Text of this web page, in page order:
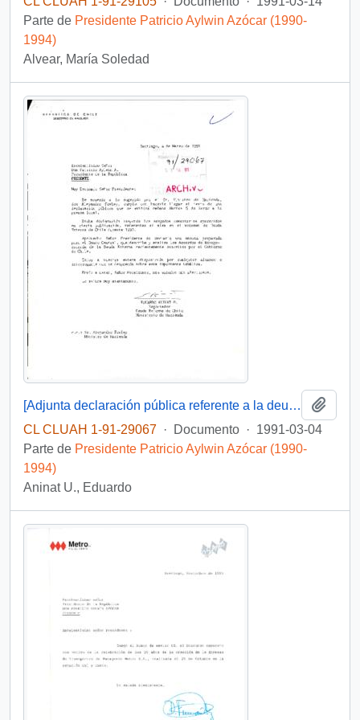
Parte de Presidente Patricio Aylwin Azócar (1990-
1994)
Alvear, María Soledad
[Adjunta declaración pública referente a la deuda externa chilena]
CL CLUAH 1-91-29067 · Documento · 1991-03-04
Parte de Presidente Patricio Aylwin Azócar (1990-
1994)
Aninat U., Eduardo